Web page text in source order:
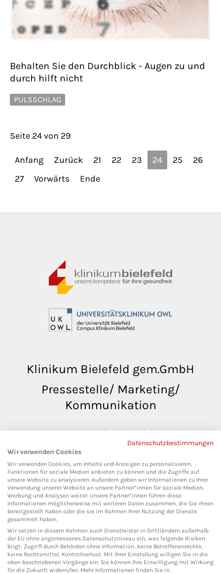
Behalten Sie den Durchblick - Augen zu und
durch hilft nicht
PULSSCHLAG
Seite 24 von 29
Anfang Zurück 21 22 23 24 25
26
27
Vorwärts Ende
Klinikum Bielefeld gem.GmbH
Pressestelle/ Marketing/
Kommunikation
pressestelle@klinikumbielefeld.de
Teutoburger Str. 50
33604 Bielefeld
Social Media
Datenschutzbestimmungen
Wir verwenden Cookies
Wir verwenden Cookies, um Inhalte und Anzeigen zu personalisieren,
Funktionen für soziale Medien anbieten zu können und die Zugriffe auf
unsere Website zu analysieren. Außerdem geben wir Informationen zu Ihrer
Verwendung unserer Website an unsere Partner*innen für soziale Medien,
Werbung und Analysen weiter. Unsere Partner*innen führen diese
Informationen möglicherweise mit weiteren Daten zusammen, die Sie ihnen
bereitgestellt haben oder die sie im Rahmen Ihrer Nutzung der Dienste
gesammelt haben.
Wir setzen in diesem Rahmen auch Dienstleister in Drittländern außerhalb
der EU ohne angemessenes Datenschutzniveau ein, was folgende Risiken
birgt: Zugriff durch Behörden ohne Information, keine Betroffenenrechte,
keine Rechtsmittel, Kontrollverlust. Mit Ihrer Einstellung willigen Sie in die
oben beschriebenen Vorgänge ein. Sie können Ihre Einwilligung mit Wirkung
für die Zukunft widerrufen. Mehr Informationen finden Sie in